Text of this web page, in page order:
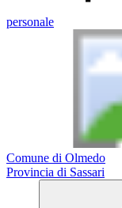
personale
Comune di Olmedo
Provincia di Sassari